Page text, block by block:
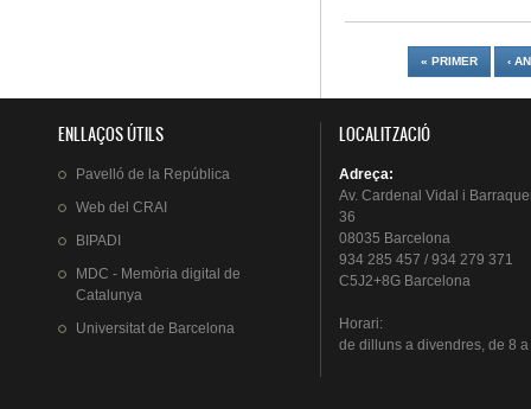
« PRIMER ‹
ENLLAÇOS ÚTILS
Pavelló de la República
Web del CRAI
BIPADI
MDC - Memòria digital de
Catalunya
Universitat de Barcelona
LOCALITZACIÓ
Adreça:
Av. Cardenal Vidal i
36
08035 Barcelona
934 285 457 / 934 279 371
C5J2+8G Barcelona
Horari:
de dillunsa divendres, de 8